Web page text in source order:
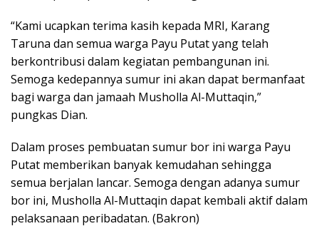
“Kami ucapkan terima kasih kepada MRI, Karang
Taruna dan semua warga Payu Putat yang telah
berkontribusi dalam kegiatan pembangunan ini.
Semoga kedepannya sumur ini akan dapat bermanfaat
bagi warga dan jamaah Musholla Al-Muttaqin,”
pungkas Dian.
Dalam proses pembuatan sumur bor ini warga Payu
Putat memberikan banyak kemudahan sehingga
semua berjalan lancar. Semoga dengan adanya sumur
bor ini, Musholla Al-Muttaqin dapat kembali aktif dalam
pelaksanaan peribadatan. (Bakron)